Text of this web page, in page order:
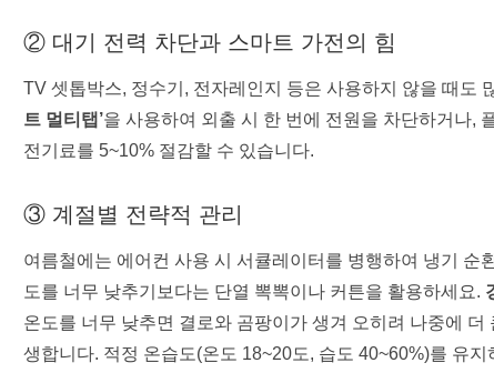
② 대기 전력 차단과 스마트 가전의 힘
TV 셋톱박스, 정수기, 전자레인지 등은 사용하지 않을 때도
트 멀티탭’을 사용하여 외출 시 한 번에 전원을 차단하거나,
전기료를 5~10% 절감할 수 있습니다.
③ 계절별 전략적 관리
여름철에는 에어컨 사용 시 서큘레이터를 병행하여 냉기 순
도를 너무 낮추기보다는 단열 뽁뽁이나 커튼을 활용하세요.
온도를 너무 낮추면 결로와 곰팡이가 생겨 오히려 나중에 더
생합니다. 적정 온습도(온도 18~20도, 습도 40~60%)를 유